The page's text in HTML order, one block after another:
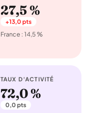
27,5 %
+13,0 pts
France : 14,5 %
TAUX D'ACTIVITÉ
72,0 %
0,0 pts